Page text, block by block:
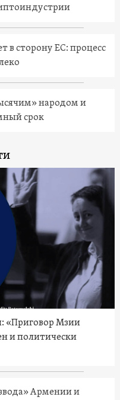
в сторону ЕС: процесс
народом и
срок
«Приговор Мзии
и политически
Армении и